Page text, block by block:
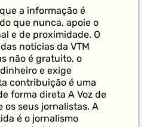
a informação é
que nunca, apoie o
e de proximidade. O
notícias da VTM
não é gratuito, o
e exige
contribuição é uma
forma direta A Voz de
os seus jornalistas. A
é o jornalismo